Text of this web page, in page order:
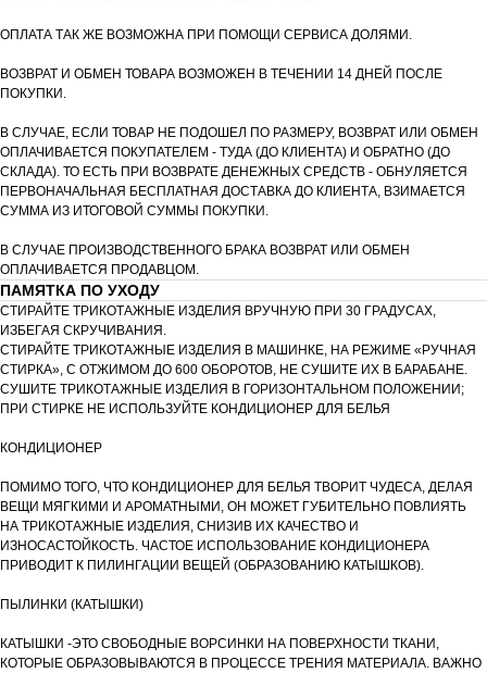
ОПЛАТА ТАК ЖЕ ВОЗМОЖНА ПРИ ПОМОЩИ СЕРВИСА ДОЛЯМИ.
ВОЗВРАТ И ОБМЕН ТОВАРА ВОЗМОЖЕН В ТЕЧЕНИИ 14 ДНЕЙ ПОСЛЕ
ПОКУПКИ.
В СЛУЧАЕ, ЕСЛИ ТОВАР НЕ ПОДОШЕЛ ПО РАЗМЕРУ, ВОЗВРАТ ИЛИ ОБМЕН
ОПЛАЧИВАЕТСЯ ПОКУПАТЕЛЕМ - ТУДА (ДО КЛИЕНТА) И ОБРАТНО (ДО
СКЛАДА). ТО ЕСТЬ ПРИ ВОЗВРАТЕ ДЕНЕЖНЫХ СРЕДСТВ - ОБНУЛЯЕТСЯ
ПЕРВОНАЧАЛЬНАЯ БЕСПЛАТНАЯ ДОСТАВКА ДО КЛИЕНТА, ВЗИМАЕТСЯ
СУММА ИЗ ИТОГОВОЙ СУММЫ ПОКУПКИ.
В СЛУЧАЕ ПРОИЗВОДСТВЕННОГО БРАКА ВОЗВРАТ ИЛИ ОБМЕН
ОПЛАЧИВАЕТСЯ ПРОДАВЦОМ.
ПАМЯТКА ПО УХОДУ
СТИРАЙТЕ ТРИКОТАЖНЫЕ ИЗДЕЛИЯ ВРУЧНУЮ ПРИ 30 ГРАДУСАХ,
ИЗБЕГАЯ СКРУЧИВАНИЯ.
СТИРАЙТЕ ТРИКОТАЖНЫЕ ИЗДЕЛИЯ В МАШИНКЕ, НА РЕЖИМЕ «РУЧНАЯ
СТИРКА», С ОТЖИМОМ ДО 600 ОБОРОТОВ, НЕ СУШИТЕ ИХ В БАРАБАНЕ.
СУШИТЕ ТРИКОТАЖНЫЕ ИЗДЕЛИЯ В ГОРИЗОНТАЛЬНОМ ПОЛОЖЕНИИ;
ПРИ СТИРКЕ НЕ ИСПОЛЬЗУЙТЕ КОНДИЦИОНЕР ДЛЯ БЕЛЬЯ
КОНДИЦИОНЕР
ПОМИМО ТОГО, ЧТО КОНДИЦИОНЕР ДЛЯ БЕЛЬЯ ТВОРИТ ЧУДЕСА, ДЕЛАЯ
ВЕЩИ МЯГКИМИ И АРОМАТНЫМИ, ОН МОЖЕТ ГУБИТЕЛЬНО ПОВЛИЯТЬ
НА ТРИКОТАЖНЫЕ ИЗДЕЛИЯ, СНИЗИВ ИХ КАЧЕСТВО И
ИЗНОСАСТОЙКОСТЬ. ЧАСТОЕ ИСПОЛЬЗОВАНИЕ КОНДИЦИОНЕРА
ПРИВОДИТ К ПИЛИНГАЦИИ ВЕЩЕЙ (ОБРАЗОВАНИЮ КАТЫШКОВ).
ПЫЛИНКИ (КАТЫШКИ)
КАТЫШКИ -ЭТО СВОБОДНЫЕ ВОРСИНКИ НА ПОВЕРХНОСТИ ТКАНИ,
КОТОРЫЕ ОБРАЗОВЫВАЮТСЯ В ПРОЦЕССЕ ТРЕНИЯ МАТЕРИАЛА. ВАЖНО